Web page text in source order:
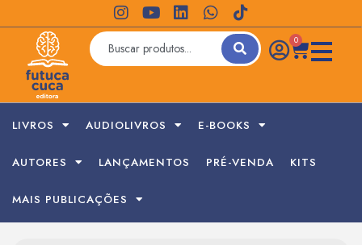
0
LIVROS AUDIOLIVROS E-BOOKS
AUTORES LANÇAMENTOS PRÉ-VENDA KITS
MAIS PUBLICAÇÕES